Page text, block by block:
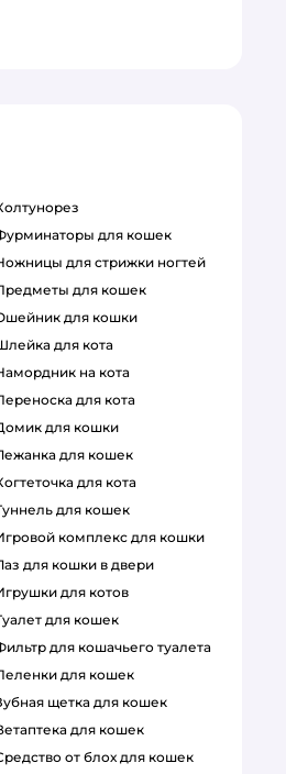
колтунорез
фурминаторы для кошек
ножницы для стрижки ногтей
предметы для кошек
ошейник для кошки
шлейка для кота
намордник на кота
переноска для кота
домик для кошки
лежанка для кошек
когтеточка для кота
туннель для кошек
игровой комплекс для кошки
лаз для кошки в двери
игрушки для котов
туалет для кошек
фильтр для кошачьего туалета
пеленки для кошек
зубная щетка для кошек
ветаптека для кошек
средство от блох для кошек